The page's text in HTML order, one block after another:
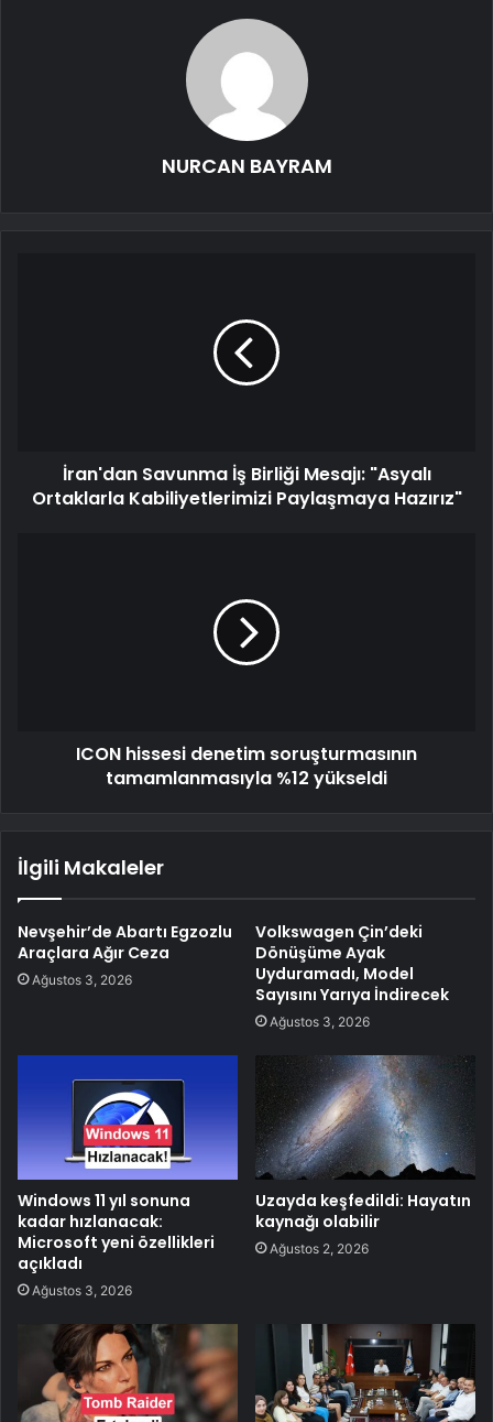
NURCAN BAYRAM
İran'dan Savunma İş Birliği Mesajı: "Asyalı
Ortaklarla Kabiliyetlerimizi Paylaşmaya Hazırız"
ICON hissesi denetim soruşturmasının
tamamlanmasıyla %12 yükseldi
İlgili Makaleler
Nevşehir’de Abartı Egzozlu
Araçlara Ağır Ceza
Ağustos 3, 2026
Volkswagen Çin’deki
Dönüşüme Ayak
Uyduramadı, Model
Sayısını Yarıya İndirecek
Ağustos 3, 2026
Windows 11 yıl sonuna
kadar hızlanacak:
Microsoft yeni özellikleri
açıkladı
Ağustos 3, 2026
Uzayda keşfedildi: Hayatın
kaynağı olabilir
Ağustos 2, 2026